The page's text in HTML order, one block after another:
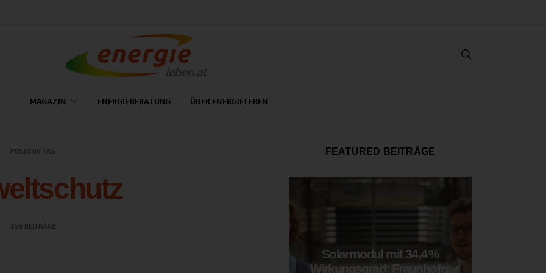
MAGAZIN ENERGIEBERATUNG ÜBER ENERGIELEBEN
POSTS BY TAG
355 BEITRÄGE
FEATURED BEITRÄGE
Solarmodul mit 34,4 %
Wirkungsgrad: Fraunhofer